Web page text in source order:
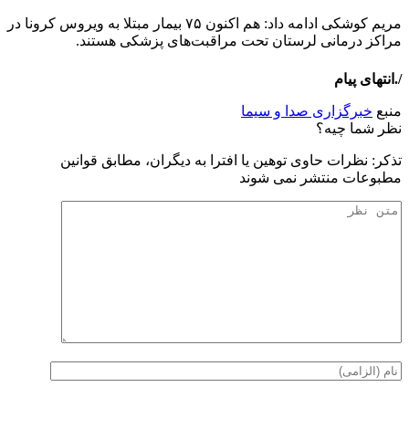
مریم کوشکی ادامه داد: هم اکنون ۷۵ بیمار مبتلا به ویروس کرونا در
مراکز درمانی لرستان تحت مراقبت‌های پزشکی هستند.
/.انتهای پیام
منبع خبرگزاری صدا و سیما
نظر شما چیه؟
تذكر: نظرات حاوی توهين يا افترا به ديگران، مطابق قوانين
مطبوعات منتشر نمی شوند